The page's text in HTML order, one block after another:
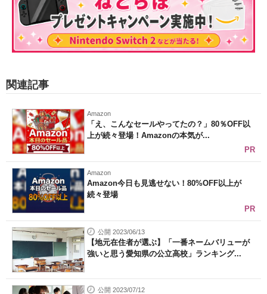
関連記事
Amazon
「え、こんなセールやってたの？」80％OFF以
上が続々登場！Amazonの本気が...
PR
Amazon
Amazon今日も見逃せない！80%OFF以上が
続々登場
PR
公開 2023/06/13
【地元在住者が選ぶ】「一番ネームバリューが
強いと思う愛知県の公立高校」ランキング...
公開 2023/07/12